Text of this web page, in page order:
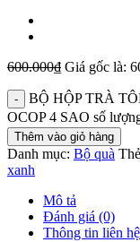
600.000₫ Giá gốc là:
BỘ HỘP TRÀ
OCOP 4 SAO số
Thêm vào giỏ hàng
Danh mục: Bộ quà
xanh
Mô tả
Đánh giá (0)
Thông tin liên hệ